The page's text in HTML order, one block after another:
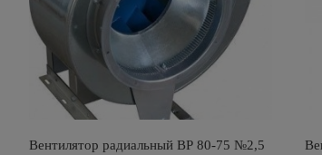
Вентилятор радиальный ВР 80-75 №2,5